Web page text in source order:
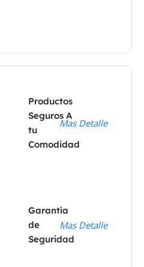
Productos
Seguros A
tu
Comodidad
Mas Detalle
Garantía
de
Seguridad
Mas Detalle